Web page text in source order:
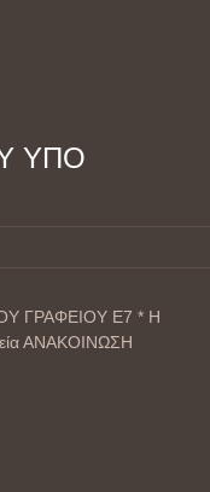
ΥΠΟ
ΓΡΑΦΕΙΟΥ Ε7 * Η
ΑΝΑΚΟΙΝΩΣΗ